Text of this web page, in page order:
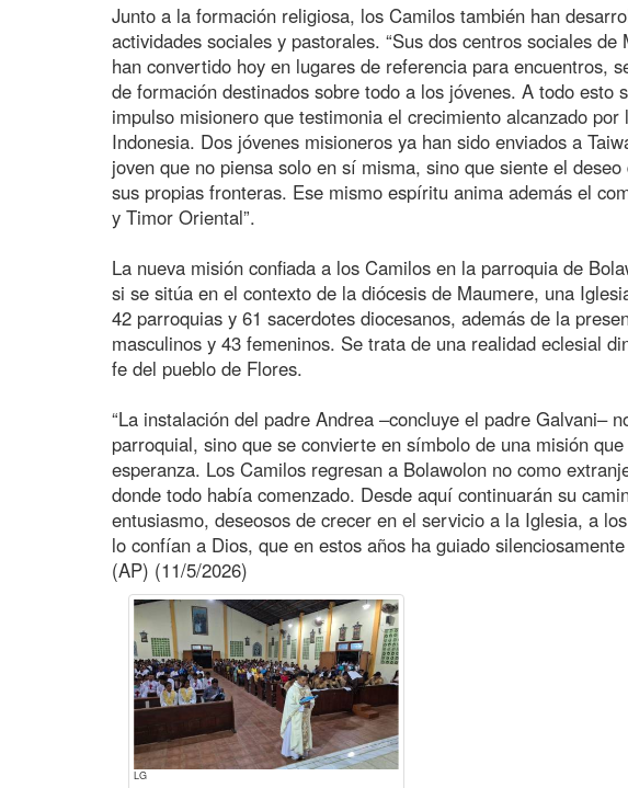
Junto a la formación religiosa, los Camilos también han
actividades sociales y pastorales. “Sus dos centros sociales de
han convertido hoy en lugares de referencia para encuentros,
de formación destinados sobre todo a los jóvenes. A todo esto
impulso misionero que testimonia el crecimiento alcanzado
Indonesia. Dos jóvenes misioneros ya han sido enviados a
joven que no piensa solo en sí misma, sino que siente el
sus propias fronteras. Ese mismo espíritu anima además el
y Timor Oriental”.
La nueva misión confiada a los Camilos en la parroquia de
si se sitúa en el contexto de la diócesis de Maumere, una
42 parroquias y 61 sacerdotes diocesanos, además de la
masculinos y 43 femeninos. Se trata de una realidad eclesial
fe del pueblo de Flores.
“La instalación del padre Andrea –concluye el padre Galvani–
parroquial, sino que se convierte en símbolo de una misión
esperanza. Los Camilos regresan a Bolawolon no como
donde todo había comenzado. Desde aquí continuarán su
entusiasmo, deseosos de crecer en el servicio a la Iglesia, a
lo confían a Dios, que en estos años ha guiado
(AP) (11/5/2026)
LG